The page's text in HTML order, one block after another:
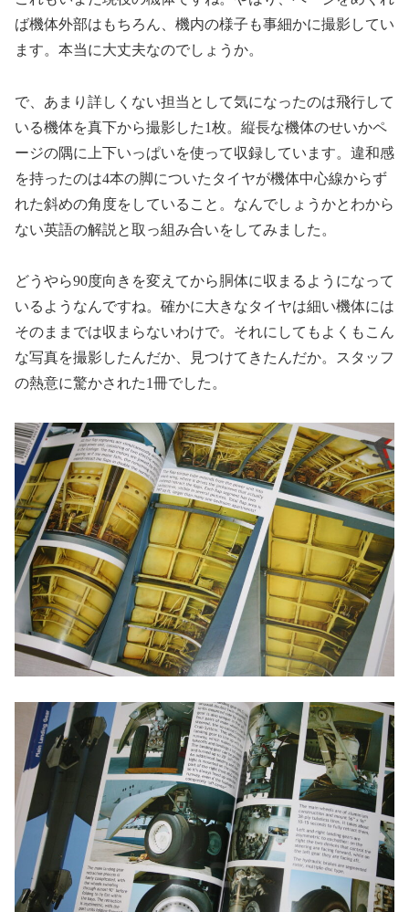
ば機体外部はもちろん、機内の様子も事細かに撮影してい
ます。本当に大丈夫なのでしょうか。
で、あまり詳しくない担当として気になったのは飛行して
いる機体を真下から撮影した1枚。縦長な機体のせいかペ
ージの隅に上下いっぱいを使って収録しています。違和感
を持ったのは4本の脚についたタイヤが機体中心線からず
れた斜めの角度をしていること。なんでしょうかとわから
ない英語の解説と取っ組み合いをしてみました。
どうやら90度向きを変えてから胴体に収まるようになって
いるようなんですね。確かに大きなタイヤは細い機体には
そのままでは収まらないわけで。それにしてもよくもこん
な写真を撮影したんだか、見つけてきたんだか。スタッフ
の熱意に驚かされた1冊でした。